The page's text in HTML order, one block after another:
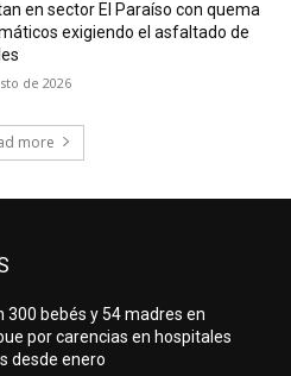
en sector El Paraíso con quema
exigiendo el asfaltado de
de 2026
more
300 bebés y 54 madres en
por carencias en hospitales
desde enero